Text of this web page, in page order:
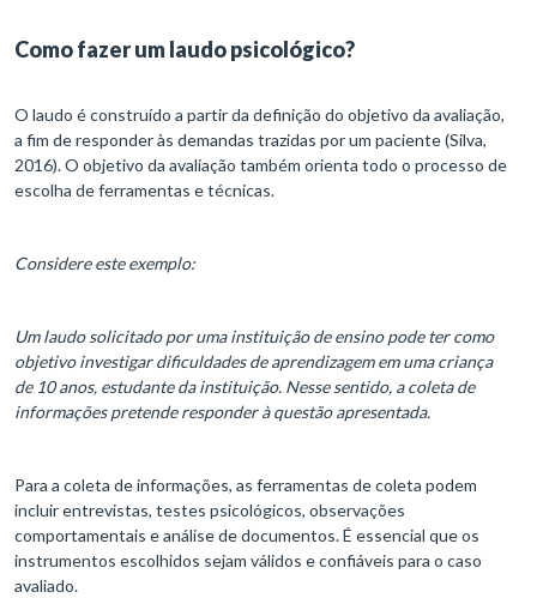
Como fazer um laudo psicológico?
O laudo é construído a partir da definição do objetivo da avaliação,
a fim de responder às demandas trazidas por um paciente (Silva,
2016). O objetivo da avaliação também orienta todo o processo de
escolha de ferramentas e técnicas.
Considere este exemplo:
Um laudo solicitado por uma instituição de ensino pode ter como
objetivo investigar dificuldades de aprendizagem em uma criança
de 10 anos, estudante da instituição. Nesse sentido, a coleta de
informações pretende responder à questão apresentada.
Para a coleta de informações, as ferramentas de coleta podem
incluir entrevistas, testes psicológicos, observações
comportamentais e análise de documentos. É essencial que os
instrumentos escolhidos sejam válidos e confiáveis para o caso
avaliado.